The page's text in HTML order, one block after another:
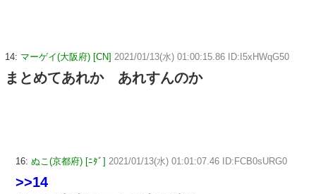
14: マーゲイ(大阪府) [CN] 2021/01/13(水) 01:00:15.86 ID:I5xHWqG50
まとめてあれか あれすんのか
16: ぬこ(京都府) [ﾆﾀﾞ] 2021/01/13(水) 01:01:07.46 ID:FCB0sURG0
>>14